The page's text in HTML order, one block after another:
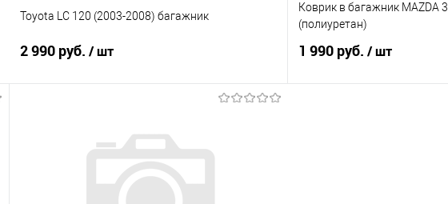
Toyota LC 120 (2003-2008) багажник
2 990 руб. / шт
Купить в 1 клик
Сравнение
Под заказ
Коврик в багажник MAZDA
(полиуретан)
1 990 руб. / шт